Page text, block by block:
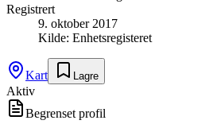
Registrert
9. oktober 2017
Kilde: Enhetsregisteret
Kart Lagre
Aktiv
Begrenset profil